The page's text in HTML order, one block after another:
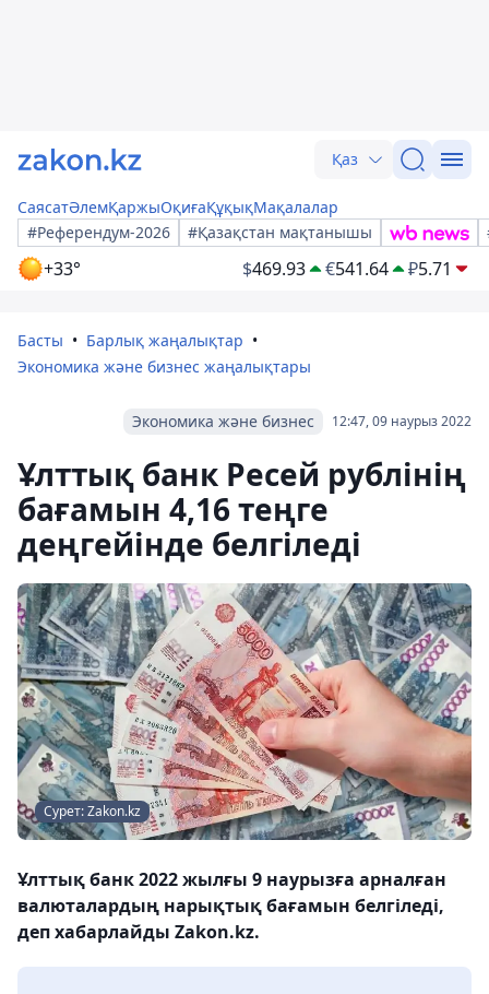
Қаз
СаясатӘлемҚаржыОқиғаҚұқықМақалалар
#Референдум-2026
#Қазақстан мақтанышы
+33° $469.93 €541.64 ₽5.71
Басты
Барлық жаңалықтар
Экономика және бизнес жаңалықтары
12:47, 09 наурыз 2022
Экономика және бизнес
Ұлттық банк Ресей рублінің
бағамын 4,16 теңге
деңгейінде белгіледі
Сурет: Zakon.kz
Ұлттық банк 2022 жылғы 9 наурызға арналған
валюталардың нарықтық бағамын белгіледі,
деп хабарлайды Zakon.kz.